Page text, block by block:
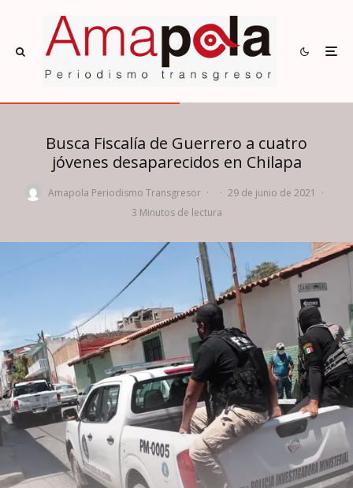
Busca Fiscalía de Guerrero a cuatro
jóvenes desaparecidos en Chilapa
Amapola Periodismo Transgresor · · 29 de junio de 2021
·
3 Minutos de lectura